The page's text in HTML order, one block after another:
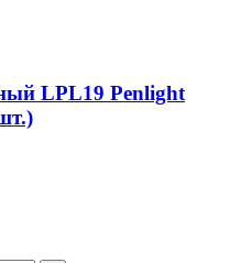
LPL19 Penlight